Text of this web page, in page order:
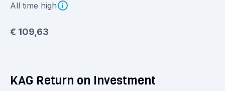
All time high
€ 109,63
KAG Return on Investment